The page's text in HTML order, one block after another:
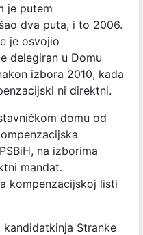
je putem
dva puta, i to 2006.
je osvojio
delegiran u Domu
izbora 2010, kada
ni direktni.
domu od
na izborima
mandat.
kompenzacijskoj listi
Stranke